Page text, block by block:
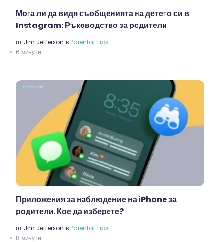
Мога ли да видя съобщенията на детето си в
Instagram: Ръководство за родители
от Jim Jefferson вParental Tips
6 минути
Приложения за наблюдение на iPhone за
родители. Кое да изберете?
от Jim Jefferson вParental Tips
8 минути